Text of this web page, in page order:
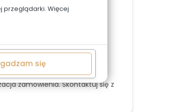
przeglądarki. Więcej
się
lub w większym
zamówienia. Skontaktuj się z